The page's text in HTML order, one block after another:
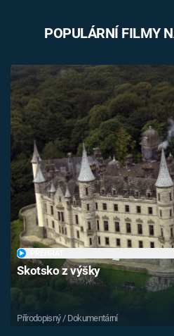
POPULÁRNÍ FILMY
Skotsko z výšky
Přírodopisný / Dokumentární